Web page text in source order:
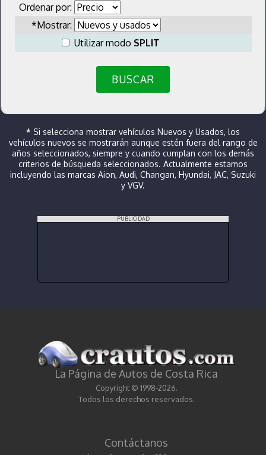
Ordenar por:
*Mostrar:
Utilizar modo SPLIT
BUSCAR
* Si selecciona mostrar vehículos Nuevos y Usados, los
vehículos nuevos se mostrarán aunque estén fuera del rango de
años seleccionados, siempre y cuando cumplan con los demás
criterios de búsqueda seleccionados. Actualmente estamos
incluyendo las marcas Aion, Audi, Changan, Hyundai, JAC, Suzuki
y VGV.
PUBLICIDAD
La Página de Autos de Costa Rica
Copyright © 1998-2026.
Todos los derechos reservados.
Contáctanos